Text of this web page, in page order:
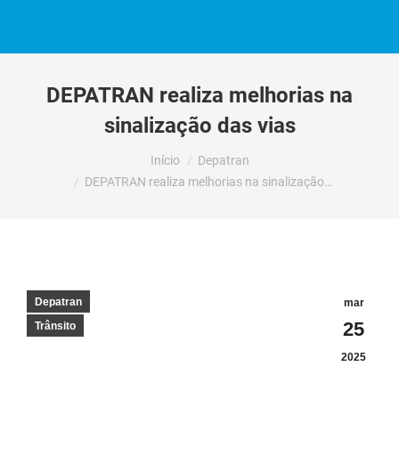
DEPATRAN realiza melhorias na
sinalização das vias
Início
Depatran
DEPATRAN realiza melhorias na sinalização…
mar
25
2025
Depatran
Trânsito